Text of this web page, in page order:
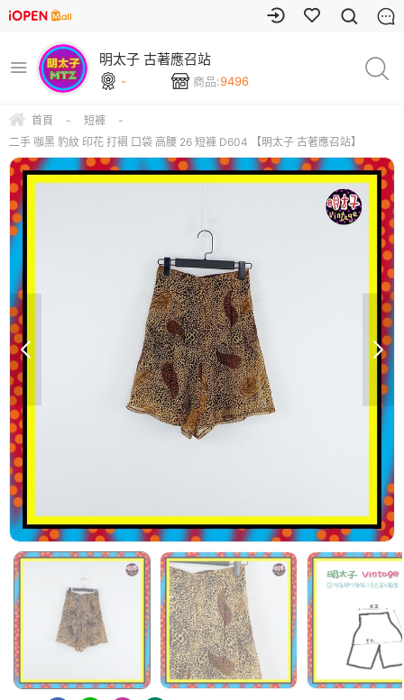
明太子 古著應召站
- 商品:9496
首頁 - 短褲
-
二手 咖黑 豹紋 印花 打褶 口袋 高腰 26 短褲 D604 【明太子 古著應召站】